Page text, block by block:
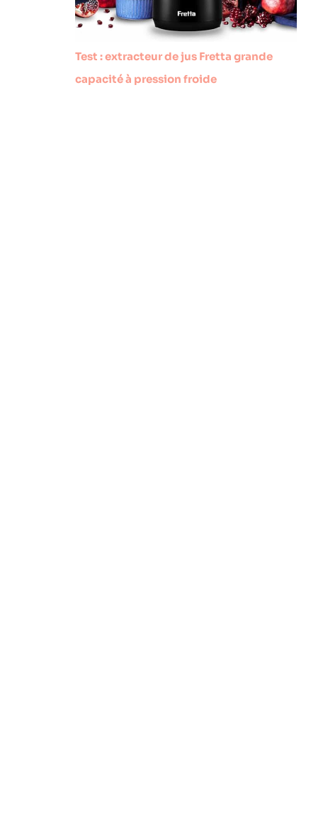
Test : extracteur de jus Fretta grande
capacité à pression froide